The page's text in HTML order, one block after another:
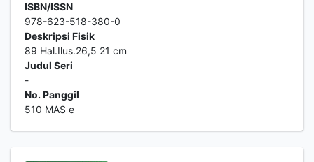
ISBN/ISSN
978-623-518-380-0
Deskripsi Fisik
89 Hal.Ilus.26,5 21 cm
Judul Seri
-
No. Panggil
510 MAS e